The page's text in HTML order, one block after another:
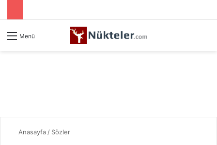
Menü
Anasayfa / Sözler